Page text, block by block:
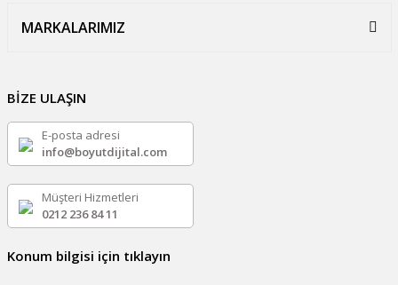
MARKALARIMIZ
BİZE ULAŞIN
E-posta adresi
info@boyutdijital.com
Müşteri Hizmetleri
0212 236 84 11
Konum bilgisi için tıklayın